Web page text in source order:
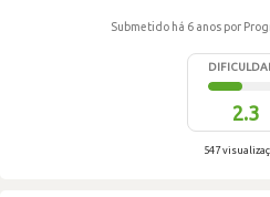
Submetido há 6 anos por
2.3
547